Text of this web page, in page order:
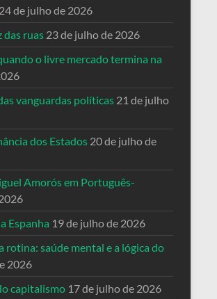
24 de julho de 2026
ruas 23 de julho de 2026
o livre mercado termina na
vanguardas políticas 21 de julho
dos Estados 20 de julho de
Amorós em Português-
Espanha 19 de julho de 2026
saúde mental e a lógica do
2026
capitalismo 17 de julho de 2026